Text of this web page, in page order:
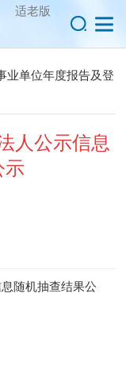
适老版
业单位年度报告及登
人公示信息
示
随机抽查结果公